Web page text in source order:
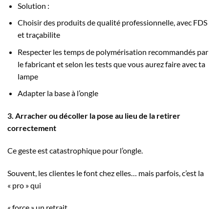
Solution :
Choisir des produits de qualité professionnelle, avec FDS
et traçabilite
Respecter les temps de polymérisation recommandés par
le fabricant et selon les tests que vous aurez faire avec ta
lampe
Adapter la base à l’ongle
3. Arracher ou décoller la pose au lieu de la retirer
correctement
Ce geste est catastrophique pour l’ongle.
Souvent, les clientes le font chez elles… mais parfois, c’est la
« pro » qui